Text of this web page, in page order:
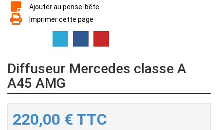
Ajouter au pense-bête
Imprimer cette page
Diffuseur Mercedes classe A
A45 AMG
220,00 € TTC